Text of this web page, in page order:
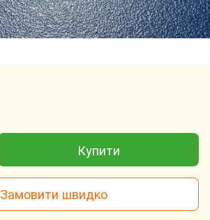
Купити
Замовити швидко